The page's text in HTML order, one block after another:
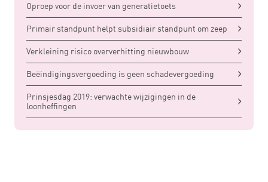
Oproep voor de invoer van generatietoets
Primair standpunt helpt subsidiair standpunt om zeep
Verkleining risico oververhitting nieuwbouw
Beëindigingsvergoeding is geen schadevergoeding
Prinsjesdag 2019: verwachte wijzigingen in de
loonheffingen